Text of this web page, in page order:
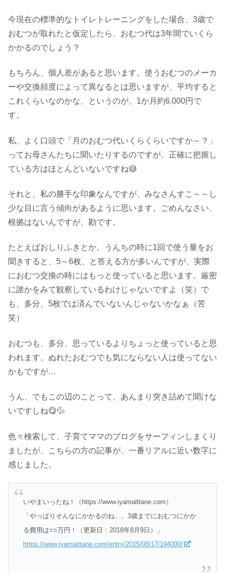
今現在の標準的なトイレトレーニングをした場合、3歳で
おむつが取れたと仮定したら、おむつ代は3年間でいくら
かかるのでしょう？
もちろん、個人差があると思います。使うおむつのメーカ
ーや交換頻度によって異なるとは思いますが、平均すると
これくらいなのかな、というのが、1か月約6,000円で
す。
私、よく口頭で「月のおむつ代いくらくらいですか～？」
ってお母さんたちに聞いたりするのですが、正確に把握し
ている方はほとんどいないですね😅
それと、私の勝手な印象なんですが、みなさんすこ～～し
少な目に言う傾向があるように思います。ごめんなさい、
根拠はないんですが、勘です。
たとえばおしりふきとか。うんちの時に1回で使う量をお
聞きすると、5～6枚、と答える方が多いんですが、実際
におむつ交換の時にはもっと使っていると思います。厳密
に誰かをみて観察しているわけじゃないですよ（笑）で
も、多分、5枚では済んでいないんじゃないかなぁ（苦
笑）
おむつも、多分、思っているよりちょっと使っていると思
われます。ぬれたおむつでも気にならない人は使ってない
かもですが…
うん、でもこの辺のことって、あんまり突き詰めて聞けな
いですしね😋💦
色々検索して、子育てママのブログをサーフィンしまくり
ましたが、こちらの方の記事が、一番リアルに近い数字に
感じました。
いやまいったね！（https://www.iyamaittane.com）
「やっぱりそんなにかかるのね…。3歳までにおむつにかか
る費用は○○万円！（更新日：2018年8月9日）」
https://www.iyamaittane.com/entry/2015/08/17/194000/